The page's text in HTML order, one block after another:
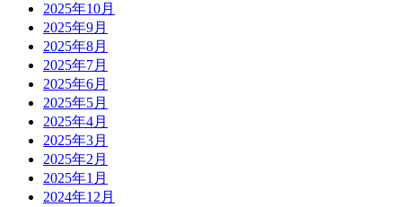
2025年10月
2025年9月
2025年8月
2025年7月
2025年6月
2025年5月
2025年4月
2025年3月
2025年2月
2025年1月
2024年12月